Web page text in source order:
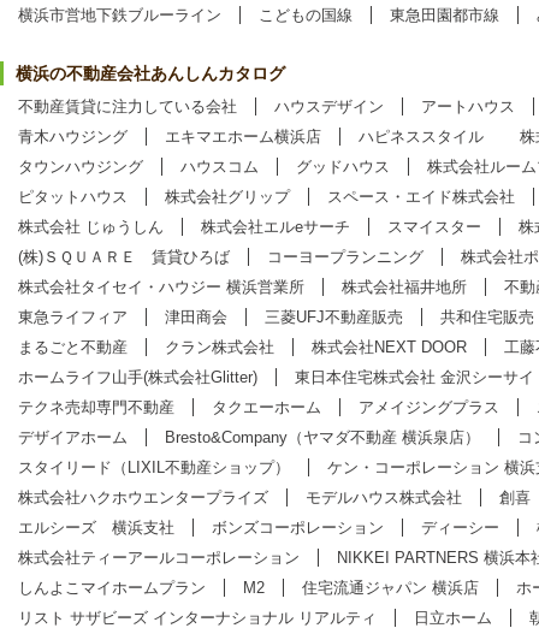
横浜市営地下鉄ブルーライン
こどもの国線 東急田園都市線
横浜の不動産会社あんしんカタログ
不動産賃貸に注力している会社 ハウスデザイン
アートハウス
青木ハウジング
エキマエホーム横浜店 ハピネススタイル
株
タウンハウジング
ハウスコム グッドハウス
株式会社ルー
ピタットハウス
株式会社グリップ
スペース・エイド株式会社
株式会社 じゅうしん
株式会社エルeサーチ スマイスター
株
(株)ＳＱＵＡＲＥ 賃貸ひろば
コーヨープランニング
株式会社
株式会社タイセイ・ハウジー 横浜営業所
株式会社福井地所
不動
東急ライフィア
津田商会 三菱UFJ不動産販売
共和住宅販売
まるごと不動産
クラン株式会社 株式会社NEXT DOOR
工藤
ホームライフ山手(株式会社Glitter)
東日本住宅株式会社 金沢シーサイ
テクネ売却専門不動産
タクエーホーム アメイジングプラス
デザイアホーム
Bresto&Company（ヤマダ不動産 横浜泉店）
コ
スタイリード（LIXIL不動産ショップ）
ケン・コーポレーション 横浜
株式会社ハクホウエンタープライズ
モデルハウス株式会社
創喜
エルシーズ 横浜支社
ボンズコーポレーション ディーシー
株式会社ティーアールコーポレーション
NIKKEI PARTNERS 横浜本
しんよこマイホームプラン
M2 住宅流通ジャパン 横浜店
ホ
リスト サザビーズ インターナショナル リアルティ
日立ホーム